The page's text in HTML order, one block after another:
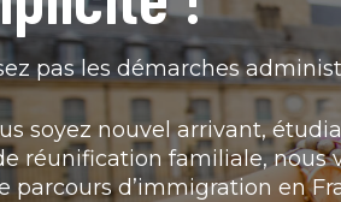
pas les démarches
soyez nouvel arrivant,
réunification familiale, nous
parcours d’immigration en